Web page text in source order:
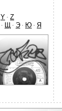
Y · Z
· Щ · Э · Ю · Я